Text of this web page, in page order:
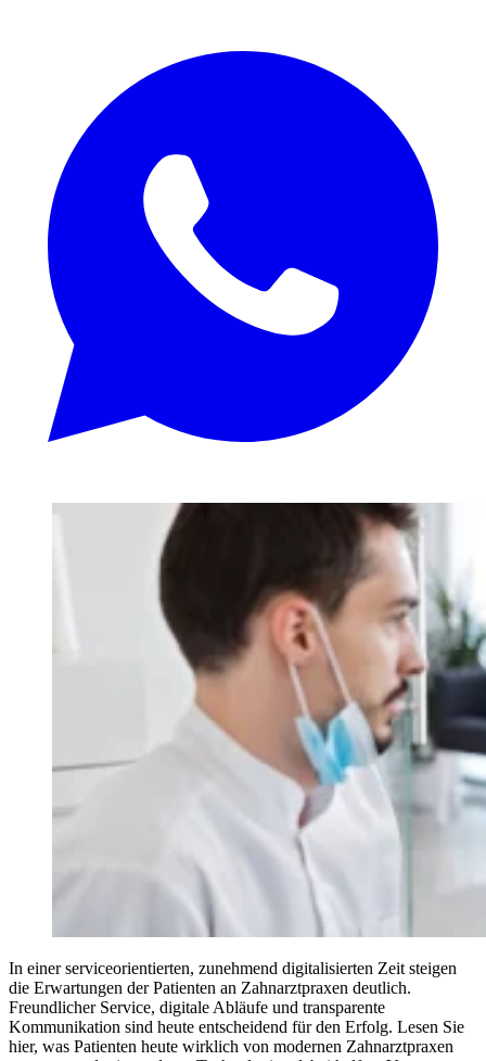
In einer serviceorientierten, zunehmend digitalisierten Zeit steigen
die Erwartungen der Patienten an Zahnarztpraxen deutlich.
Freundlicher Service, digitale Abläufe und transparente
Kommunikation sind heute entscheidend für den Erfolg. Lesen Sie
hier, was Patienten heute wirklich von modernen Zahnarztpraxen